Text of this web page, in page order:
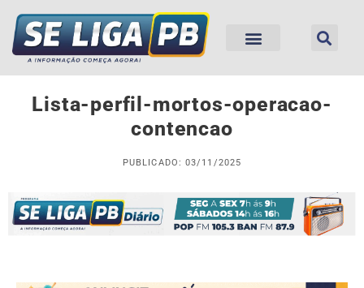
Lista-perfil-mortos-operacao-
contencao
PUBLICADO: 03/11/2025